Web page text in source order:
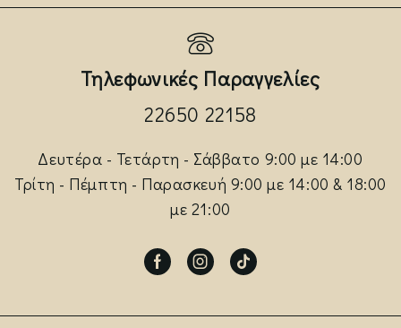
Τηλεφωνικές Παραγγελίες
22650 22158
Δευτέρα - Τετάρτη - Σάββατο 9:00 με 14:00
Τρίτη - Πέμπτη - Παρασκευή 9:00 με 14:00 & 18:00
με 21:00
FacebookInstagram
Tik-